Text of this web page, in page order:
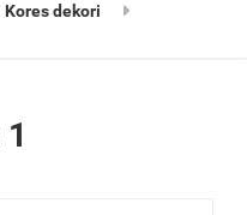
Kores dekori